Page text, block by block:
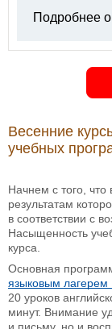
Подробнее
Весенние
учебных
Начнем с того,
результатам
в соответствии с
Насыщенность
курса.
Основная
языковым лагерем
20 уроков
минут. Внимание